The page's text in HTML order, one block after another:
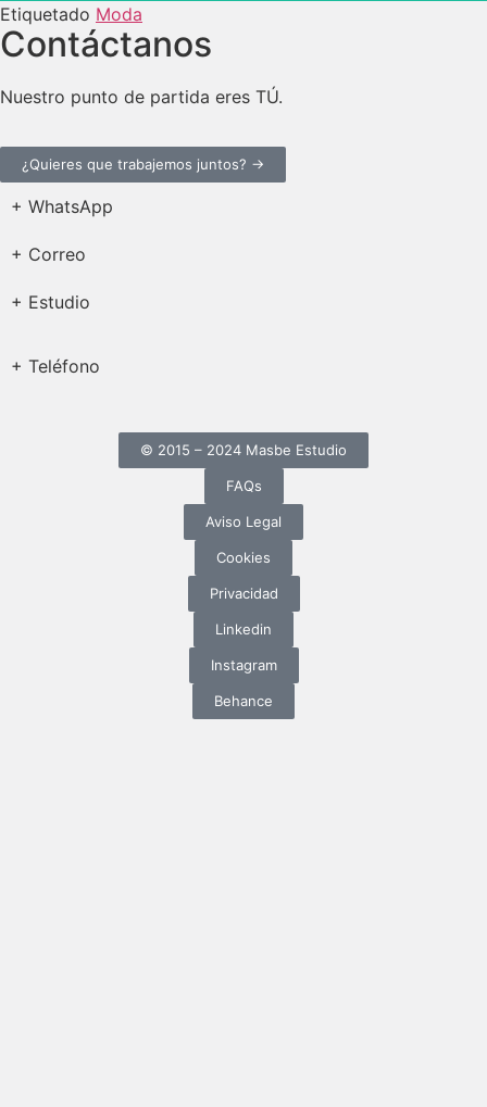
Etiquetado Moda
Contáctanos
Nuestro punto de partida eres TÚ.
¿Quieres que trabajemos juntos? →
+ WhatsApp
+ Correo
+ Estudio
+ Teléfono
© 2015 – 2024 Masbe Estudio
FAQs
Aviso Legal
Cookies
Privacidad
Linkedin
Instagram
Behance